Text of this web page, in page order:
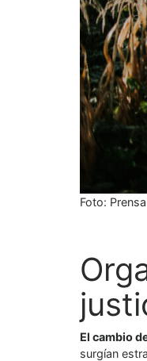
Foto:
El cambio
surgían